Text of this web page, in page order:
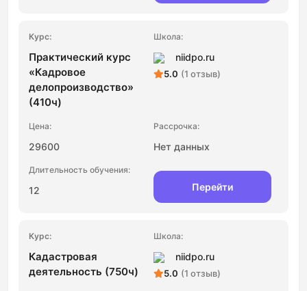
Практический курс
«Кадровое
делопроизводство»
(410ч)
niidpo.ru
5.0 (1 отзыв)
29600 Нет данных
12 Перейти
Кадастровая
деятельность (750ч)
niidpo.ru
5.0 (1 отзыв)